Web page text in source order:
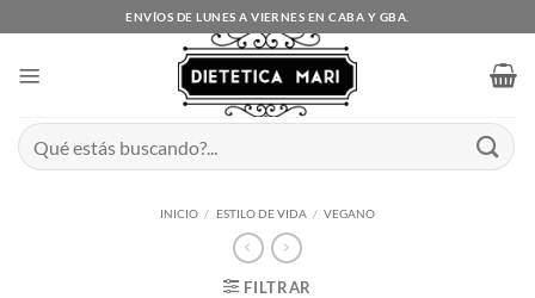
al
ENVÍOS DE LUNES A VIERNES EN CABA Y GBA.
Buscar
por:
INICIO / ESTILO DE VIDA / VEGANO
FILTRAR